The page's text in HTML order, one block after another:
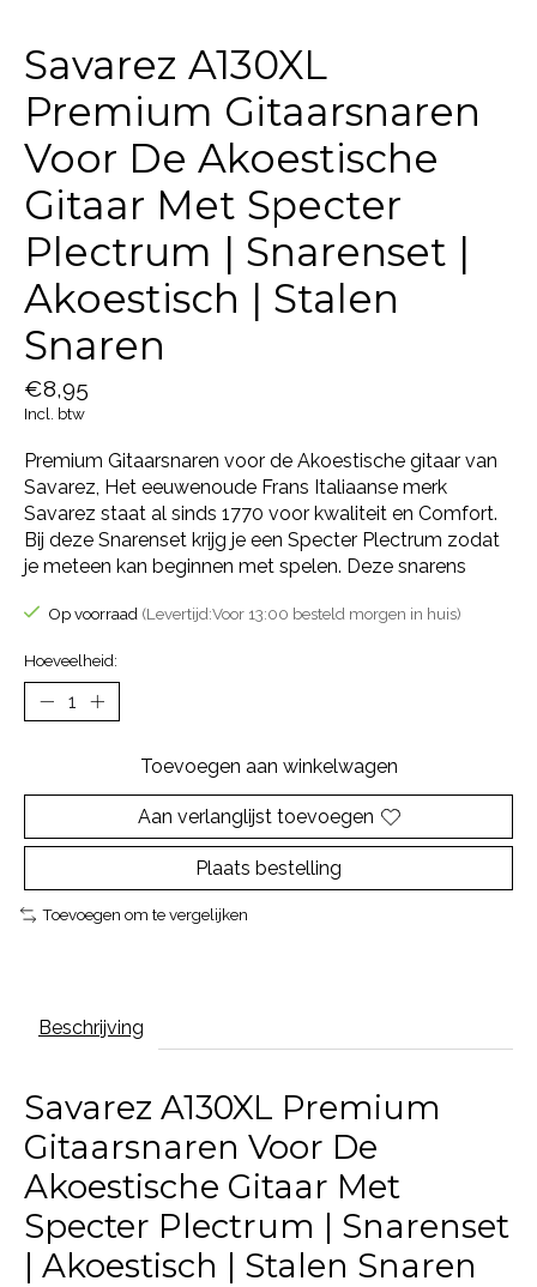
Savarez A130XL
Premium Gitaarsnaren
Voor De Akoestische
Gitaar Met Specter
Plectrum | Snarenset |
Akoestisch | Stalen
Snaren
€8,95
Incl. btw
Premium Gitaarsnaren voor de Akoestische gitaar van
Savarez, Het eeuwenoude Frans Italiaanse merk
Savarez staat al sinds 1770 voor kwaliteit en Comfort.
Bij deze Snarenset krijg je een Specter Plectrum zodat
je meteen kan beginnen met spelen. Deze snarens
Op voorraad (Levertijd:Voor 13:00 besteld morgen in huis)
Hoeveelheid:
Toevoegen aan winkelwagen
Aan verlanglijst toevoegen
Plaats bestelling
Toevoegen om te vergelijken
Beschrijving
Savarez A130XL Premium
Gitaarsnaren Voor De
Akoestische Gitaar Met
Specter Plectrum | Snarenset
| Akoestisch | Stalen Snaren